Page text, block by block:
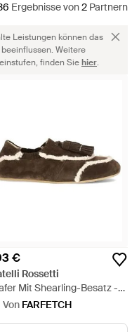
Ergebnissevon2 Partnern
Leistungen können das
Weitere
finden Siehier.
€
Rossetti
Mit Shearling-Besatz -
Von FARFETCH